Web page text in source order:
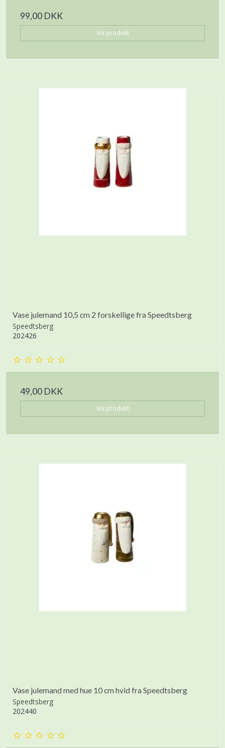
99,00 DKK
Vis produkt
Vase julemand 10,5 cm 2 forskellige fra Speedtsberg
Speedtsberg
202426
49,00 DKK
Vis produkt
Vase julemand med hue 10 cm hvid fra Speedtsberg
Speedtsberg
202440